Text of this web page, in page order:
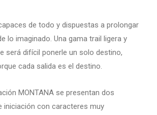
de todo y dispuestas a prolongar
lo imaginado. Una gama trail ligera y
será difícil ponerle un solo destino,
cada salida es el destino.
MONTANA se presentan dos
iniciación con caracteres muy